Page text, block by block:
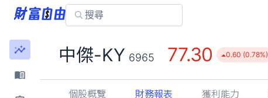
中傑-KY 6965 77.30 0.60 (0.78%)
個股概覽 財務報表 獲利能力